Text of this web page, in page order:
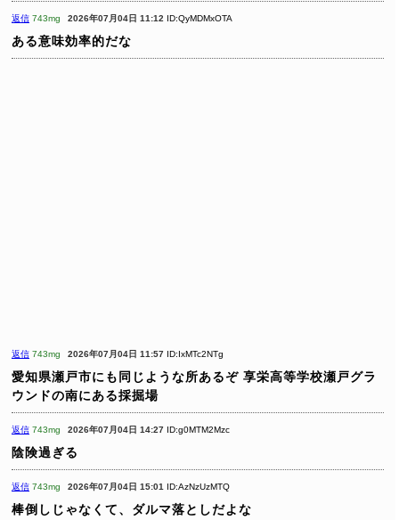
返信 743mg 2026年07月04日 11:12 ID:QyMDMxOTA
ある意味効率的だな
返信 743mg 2026年07月04日 11:57 ID:IxMTc2NTg
愛知県瀬戸市にも同じような所あるぞ 享栄高等学校瀬戸グラ
ウンドの南にある採掘場
返信 743mg 2026年07月04日 14:27 ID:g0MTM2Mzc
陰険過ぎる
返信 743mg 2026年07月04日 15:01 ID:AzNzUzMTQ
棒倒しじゃなくて、ダルマ落としだよな